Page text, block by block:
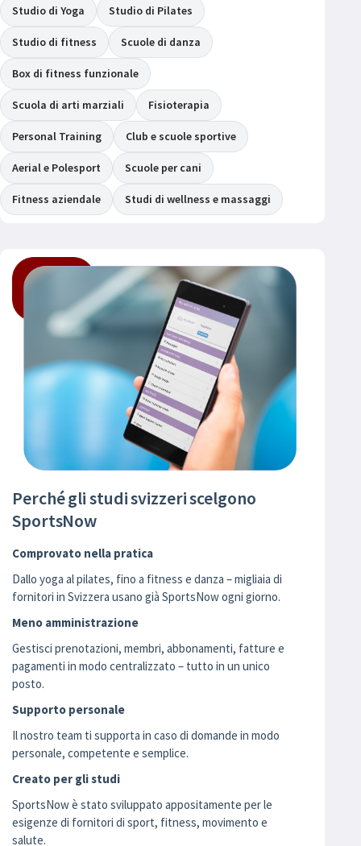
Studio di Yoga Studio di Pilates
Studio di fitness Scuole di danza
Box di fitness funzionale
Scuola di arti marziali Fisioterapia
Personal Training Club e scuole sportive
Aerial e Polesport Scuole per cani
Fitness aziendale Studi di wellness e massaggi
Perché gli studi svizzeri scelgono
SportsNow
Comprovato nella pratica
Dallo yoga al pilates, fino a fitness e danza – migliaia di
fornitori in Svizzera usano già SportsNow ogni giorno.
Meno amministrazione
Gestisci prenotazioni, membri, abbonamenti, fatture e
pagamenti in modo centralizzato – tutto in un unico
posto.
Supporto personale
Il nostro team ti supporta in caso di domande in modo
personale, competente e semplice.
Creato per gli studi
SportsNow è stato sviluppato appositamente per le
esigenze di fornitori di sport, fitness, movimento e
salute.